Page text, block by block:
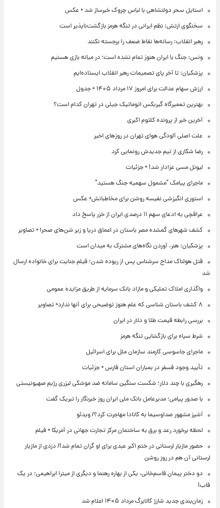
استایل سحر دولتشاهی با لباس چروک خبرساز شد + عکس
سخنگوی ارتش: نظم ایرانی در تنگه هرمز بازگشت‌ناپذیر است
رهبر انقلاب: رسانه‌ها نقاط ضعف را برجسته نکنند
ونس: جنگ با ایران هنوز تمام نشده است؛ در میانه بازی هستیم
پزشکیان: تا آخر پای تصمیمات رهبر انقلاب ایستاده‌ایم
ارزش سهام عدالت برای امروز ۱۷ مرداد ۱۴۰۵ + جدول
بهترین تعمیرگاه گیربکس اتوماتیک جیلی در تهران کدام است؟
آخرین خبر از پرونده کلثوم اکبری
علت اصلی آلودگی هوای تهران در روزهای اخیر
رضا شکاری از تیم جدیدش رونمایی کرد
لیونل مسی عزادار شد! + جزئیات
ماجرای پیامک "مشمول سهمیه جنگ هستید"
استوری انگیزشی نفیسه روشن برای مخاطبانش+ عکس
عراقچی به ادعای سهم ۱۱ درصدی ایران از خزر پاسخ داد
کشف شهرهای گمشده مصر باستان در اعماق دریا و زیر شن‌های صحرا + تصاویر
پزشکیان: هنر، آوردن نگاه‌های مشترک به میدان است
قتل هولناک مداح سرشناس پس از ربوده شدن؛ فیلم جنایت برای خانواده ارسال
شد
واگذاری املاک تملیکی و مازاد بانک سرمایه از طریق مزایده عمومی
۸ کشف باستان شناسی که علم هنوز توضیحی برای آنها ندارد+ تصاویر
بررسی رابطه قیمت طلا و دلار در ایران
شرط سپاه برای بازگشایی تنگه هرمز
ماجرای جاسوسی کارمند سازمان ملل برای اسرائیل
تأیید وجود فسفر در بمباران استان فارس + جزئیات
رهگیری با چند دلار؛ شکست سنگین سامانه ضد موشکی لیزری رژیم صهیونیستی
با صدور پیامی؛ مدیرعامل بانک ملی ایران روز خبرنگار را تبریک گفت
آشپز مشهور صداوسیما به کانادا مهاجرت کرد؟/ ویدئو
لحظه برخورد رعد و برق به ساختمان مرکز تجارت جهانی در آمریکا + فیلم
حضور مازیار لرستانی در ختم اکبر عبدی برای او گران تمام شد!/ دزدی از مازیار
لرستانی آن هم در روز روشن
دو دختر پیمان قاسم‌خانی، یکی از بهاره رهنما و دیگری از میترا ابراهیمی؛ در یک
قاب!
زمان‌بندی جدید شارژ کالابرگ مرداد ۱۴۰۵ اعلام شد